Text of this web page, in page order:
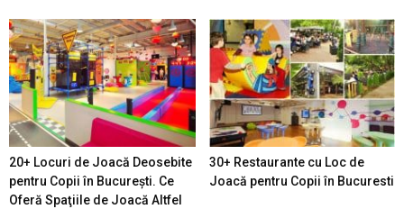
20+ Locuri de Joacă Deosebite
pentru Copii în Bucureşti. Ce
Oferă Spaţiile de Joacă Altfel
30+ Restaurante cu Loc de
Joacă pentru Copii în Bucuresti